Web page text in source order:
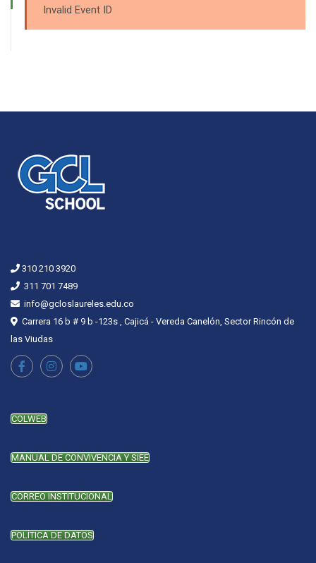
Invalid Event ID
310 210 3920
311 701 7489
info@gcloslaureles.edu.co
Carrera 16 b # 9 b -123s , Cajicá - Vereda Canelón, Sector Rincón de
las Viudas
COLWEB
MANUAL DE CONVIVENCIA Y SIEE
CORREO INSTITUCIONAL
POLÍTICA DE DATOS